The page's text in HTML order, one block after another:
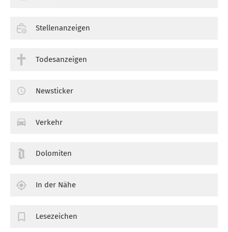
Stellenanzeigen
Todesanzeigen
Newsticker
Verkehr
Dolomiten
In der Nähe
Lesezeichen